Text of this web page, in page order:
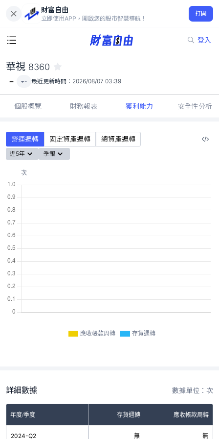
財富自由
立即使用APP，開啟您的股市智慧導航！
打開
登入
-
華視 8360
- - 最近更新時間： 2026/08/07 03:39
個股概覽 財務報表 獲利能力 安全性分析
營運週轉 固定資產週轉 總資產週轉
近5年 季報
應收帳款周轉 存貨週轉
詳細數據 數據單位：次
年度/季度 存貨週轉 應收帳款周轉
2024-Q2 無 無